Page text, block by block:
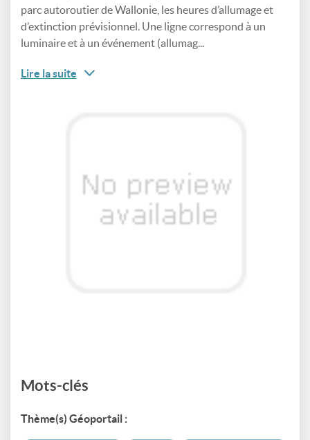
parc autoroutier de Wallonie, les heures d’allumage et
d’extinction prévisionnel. Une ligne correspond à un
luminaire et à un événement (allumag...
Lire la suite
Mots-clés
Thème(s) Géoportail :